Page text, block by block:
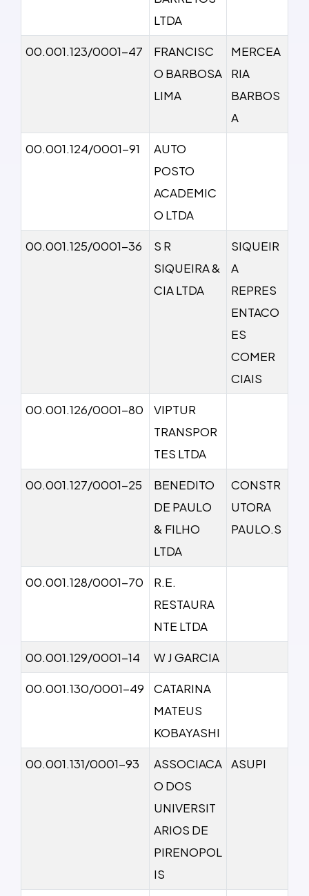
LTDA
00.001.123/0001-47
FRANCISC
O BARBOSA
LIMA
MERCEA
RIA
BARBOS
A
00.001.124/0001-91
AUTO
POSTO
ACADEMIC
O LTDA
00.001.125/0001-36
S R
SIQUEIRA &
CIA LTDA
SIQUEIR
A
REPRES
ENTACO
ES
COMER
CIAIS
00.001.126/0001-80
VIPTUR
TRANSPOR
TES LTDA
00.001.127/0001-25
BENEDITO
DE PAULO
& FILHO
LTDA
CONSTR
UTORA
PAULO.S
00.001.128/0001-70
R.E.
RESTAURA
NTE LTDA
00.001.129/0001-14 W J GARCIA
00.001.130/0001-49
CATARINA
MATEUS
KOBAYASHI
00.001.131/0001-93
ASSOCIACA
O DOS
UNIVERSIT
ARIOS DE
PIRENOPOL
IS
ASUPI